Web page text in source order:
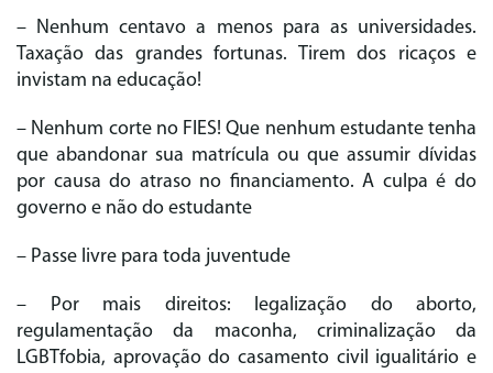
– Nenhum centavo a menos para as universidades.
Taxação das grandes fortunas. Tirem dos ricaços e
invistam na educação!
– Nenhum corte no FIES! Que nenhum estudante tenha
que abandonar sua matrícula ou que assumir dívidas
por causa do atraso no financiamento. A culpa é do
governo e não do estudante
– Passe livre para toda juventude
– Por mais direitos: legalização do aborto,
regulamentação da maconha, criminalização da
LGBTfobia, aprovação do casamento civil igualitário e